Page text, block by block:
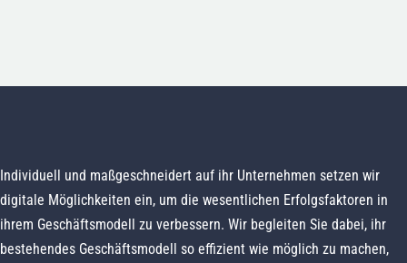
Individuell und maßgeschneidert auf ihr Unternehmen setzen wir
digitale Möglichkeiten ein, um die wesentlichen Erfolgsfaktoren in
ihrem Geschäftsmodell zu verbessern. Wir begleiten Sie dabei, ihr
bestehendes Geschäftsmodell so effizient wie möglich zu machen,